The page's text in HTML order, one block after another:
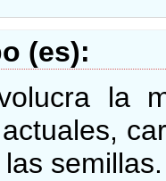
(es)
la
semillas.